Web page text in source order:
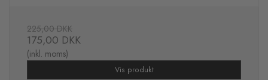
225,00 DKK
175,00 DKK
(inkl. moms)
Vis produkt